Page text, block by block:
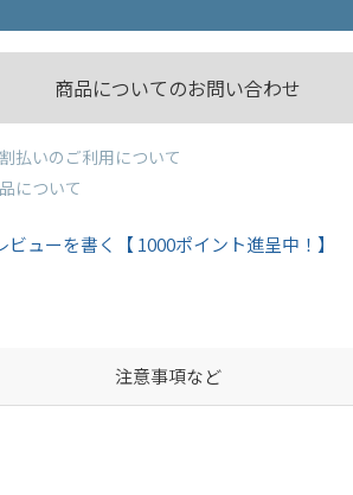
商品についてのお問い合わせ
払いのご利用について
について
ビューを書く【 1000ポイント進呈中！】
注意事項など